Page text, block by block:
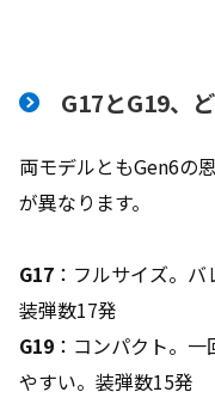
G17とG19、
両モデルともGen6の
が異なります。
G17 ：フルサイズ。
装弾数17発
G19 ：コンパクト。
やすい。装弾数15発